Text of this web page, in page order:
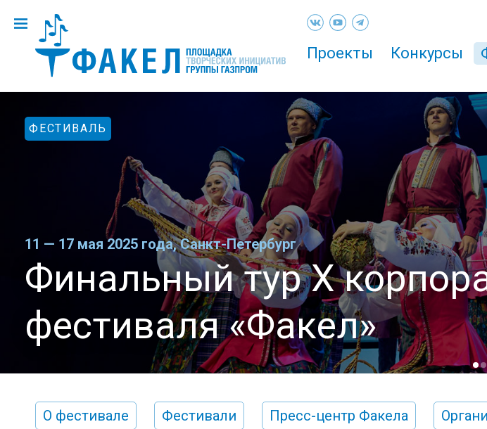
Проекты Конкурсы
ФЕСТИВАЛЬ
11 — 17 мая 2025 года, Санкт-Петербург
Финальный тур X
фестиваля «Факел»
О фестивале Фестивали Пресс-центр Факела